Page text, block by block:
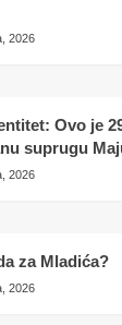
2026
Ovo je
suprugu
2026
za Mladića?
2026